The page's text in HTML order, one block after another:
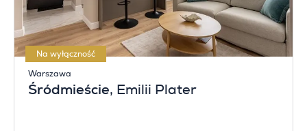
Na wyłączność
Warszawa
Śródmieście, Emilii Plater